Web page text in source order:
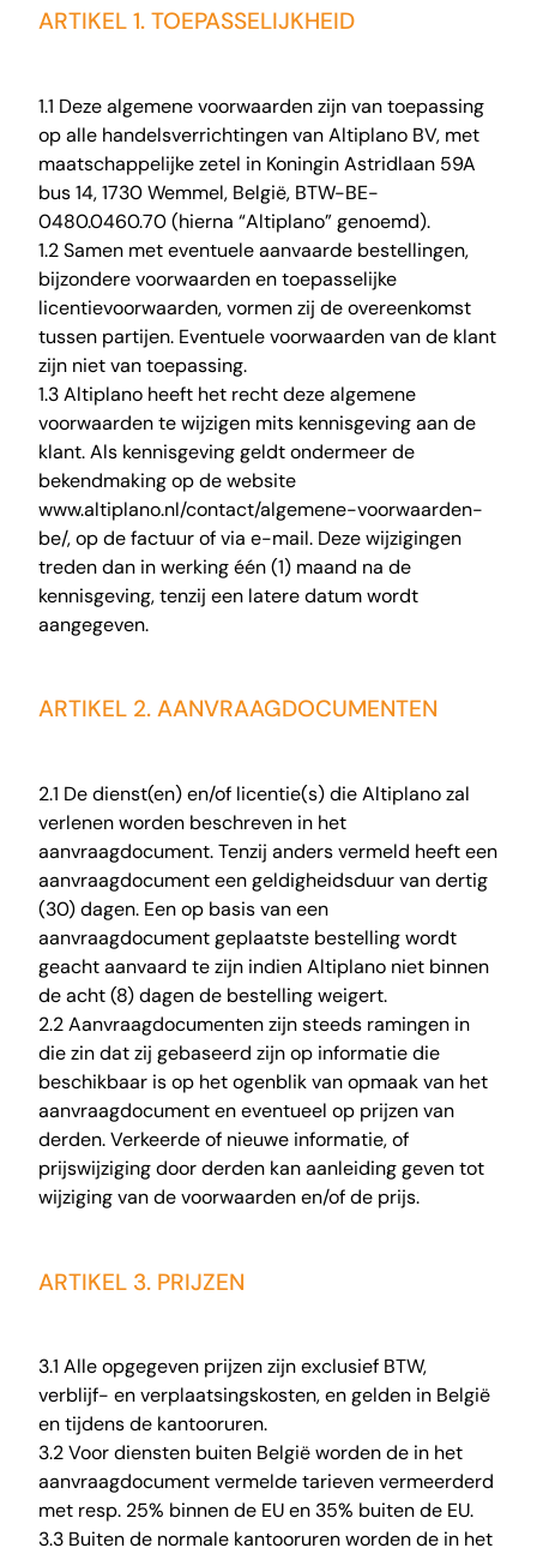
ARTIKEL 1. TOEPASSELIJKHEID
1.1 Deze algemene voorwaarden zijn van toepassing
op alle handelsverrichtingen van Altiplano BV, met
maatschappelijke zetel in Koningin Astridlaan 59A
bus 14, 1730 Wemmel, België, BTW-BE-
0480.0460.70 (hierna “Altiplano” genoemd).
1.2 Samen met eventuele aanvaarde bestellingen,
bijzondere voorwaarden en toepasselijke
licentievoorwaarden, vormen zij de overeenkomst
tussen partijen. Eventuele voorwaarden van de klant
zijn niet van toepassing.
1.3 Altiplano heeft het recht deze algemene
voorwaarden te wijzigen mits kennisgeving aan de
klant. Als kennisgeving geldt ondermeer de
bekendmaking op de website
www.altiplano.nl/contact/algemene-voorwaarden-
be/, op de factuur of via e-mail. Deze wijzigingen
treden dan in werking één (1) maand na de
kennisgeving, tenzij een latere datum wordt
aangegeven.
ARTIKEL 2. AANVRAAGDOCUMENTEN
2.1 De dienst(en) en/of licentie(s) die Altiplano zal
verlenen worden beschreven in het
aanvraagdocument. Tenzij anders vermeld heeft een
aanvraagdocument een geldigheidsduur van dertig
(30) dagen. Een op basis van een
aanvraagdocument geplaatste bestelling wordt
geacht aanvaard te zijn indien Altiplano niet binnen
de acht (8) dagen de bestelling weigert.
2.2 Aanvraagdocumenten zijn steeds ramingen in
die zin dat zij gebaseerd zijn op informatie die
beschikbaar is op het ogenblik van opmaak van het
aanvraagdocument en eventueel op prijzen van
derden. Verkeerde of nieuwe informatie, of
prijswijziging door derden kan aanleiding geven tot
wijziging van de voorwaarden en/of de prijs.
ARTIKEL 3. PRIJZEN
3.1 Alle opgegeven prijzen zijn exclusief BTW,
verblijf- en verplaatsingskosten, en gelden in België
en tijdens de kantooruren.
3.2 Voor diensten buiten België worden de in het
aanvraagdocument vermelde tarieven vermeerderd
met resp. 25% binnen de EU en 35% buiten de EU.
3.3 Buiten de normale kantooruren worden de in het